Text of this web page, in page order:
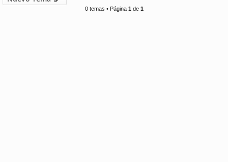
0 temas • Página 1de 1